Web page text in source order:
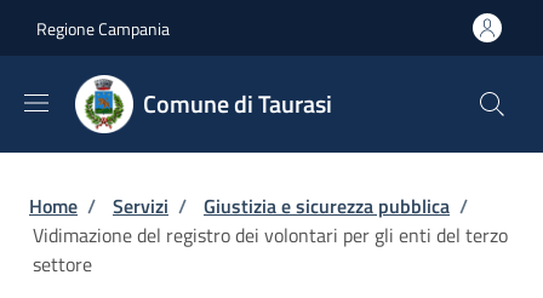
Regione Campania
Comune di Taurasi
Briciole di pane
Home / Servizi / Giustizia e sicurezza pubblica /
Vidimazione del registro dei volontari per gli enti del terzo
settore